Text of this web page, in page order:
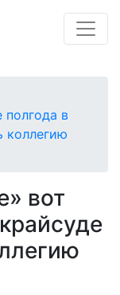
полгода в
коллегию
вот